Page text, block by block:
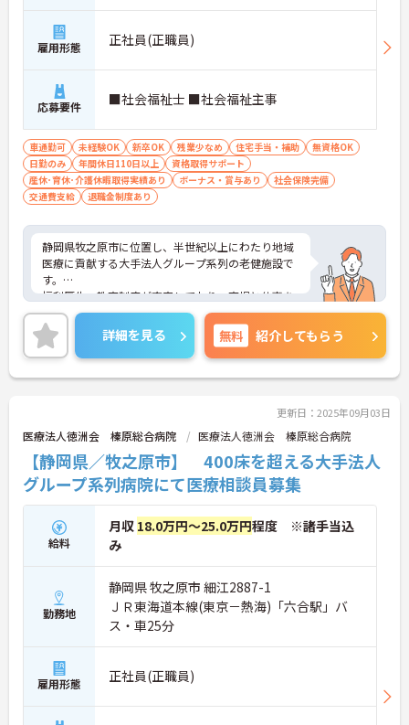
雇用形態 正社員(正職員)
応募要件 ■社会福祉士 ■社会福祉主事
車通勤可 未経験OK 新卒OK 残業少なめ 住宅手当・補助
無資格OK
日勤のみ
年間休日110日以上
資格取得サポート
産休･育休･介護休暇取得実績あり
ボーナス・賞与あり
社会保険完備
交通費支給
退職金制度あり
静岡県牧之原市に位置し、半世紀以上にわたり地域
医療に貢献する大手法人グループ系列の老健施設で
す。
福利厚生・教育制度が充実しており、育児と仕事を
両立させたい方にオススメです！
駐車場が完備されていて、マイカー通勤が可能なた
め、通勤に便利です。また、残業時間は少なめなの
でプライベートとメリハリをつけて勤務できます。
ご興味をお持ちの方には詳細の情報や面接のポイン
詳細を見る 無料 紹介してもらう
更新日：2025年09月03日
医療法人徳洲会 榛原総合病院 医療法人徳洲会 榛原総合病院
【静岡県／牧之原市】 400床を超える大手法人
グループ系列病院にて医療相談員募集
給料
月収 18.0万円～25.0万円程度 ※諸手当込
み
勤務地
静岡県 牧之原市 細江2887-1
ＪＲ東海道本線(東京－熱海)「六合駅」バ
ス・車25分
雇用形態 正社員(正職員)